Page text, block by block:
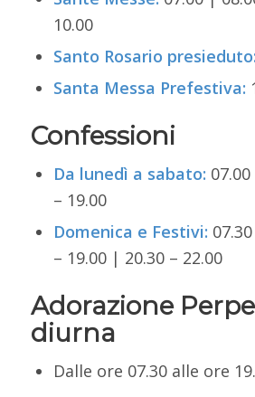
10.00
Santo Rosario presieduto:
Santa Messa Prefestiva:
Confessioni
Da lunedì a sabato:
– 19.00
Domenica e Festivi:
– 19.00 | 20.30 – 22.00
Adorazione
diurna
Dalle ore 07.30 alle ore